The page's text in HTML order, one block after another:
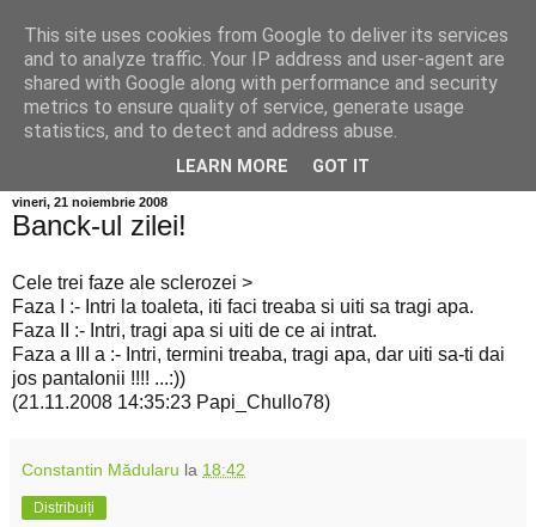
Info MILEANCA
BINE AȚI VENIT! *Jurnal online de informație și opinie;
Duminică 09 August, 2026
vineri, 21 noiembrie 2008
Banck-ul zilei!
Cele trei faze ale sclerozei >
Faza I :- Intri la toaleta, iti faci treaba si uiti sa tragi apa.
Faza II :- Intri, tragi apa si uiti de ce ai intrat.
Faza a III a :- Intri, termini treaba, tragi apa, dar uiti sa-ti dai
jos pantalonii !!!! ...:))
(21.11.2008 14:35:23 Papi_Chullo78)
Constantin Mădularu la 18:42
Distribuiți
This site uses cookies from Google to deliver its services
and to analyze traffic. Your IP address and user-agent are
shared with Google along with performance and security
metrics to ensure quality of service, generate usage
statistics, and to detect and address abuse.
LEARN MORE GOT IT